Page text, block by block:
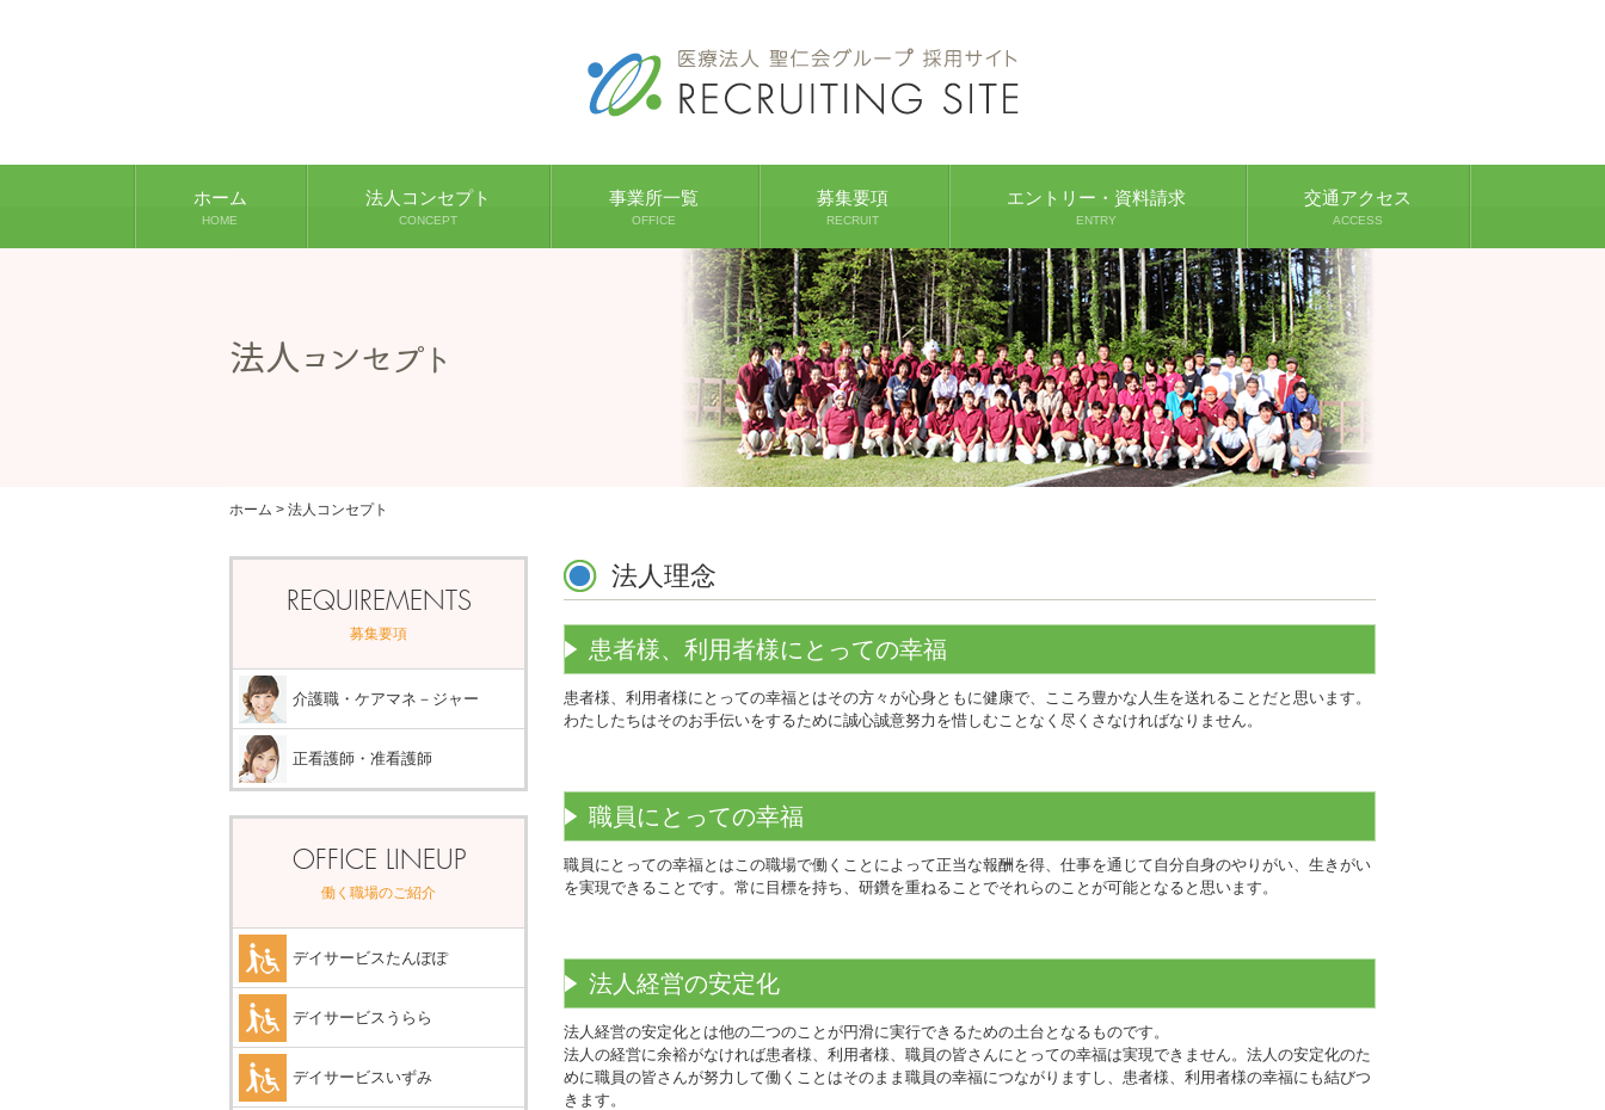
ホーム
HOME
法人コンセプト
CONCEPT
事業所一覧
OFFICE
募集要項
RECRUIT
エントリー・資料請求
ENTRY
交通アクセス
ACCESS
法人コンセプト
ホーム > 法人コンセプト
法人理念
患者様、利用者様にとっての幸福
患者様、利用者様にとっての幸福とはその方々が心身ともに健康で、こころ豊かな人生を送れることだと思います。
わたしたちはそのお手伝いをするために誠心誠意努力を惜しむことなく尽くさなければなりません。
職員にとっての幸福
職員にとっての幸福とはこの職場で働くことによって正当な報酬を得、仕事を通じて自分自身のやりがい、生きがい
を実現できることです。常に目標を持ち、研鑽を重ねることでそれらのことが可能となると思います。
法人経営の安定化
法人経営の安定化とは他の二つのことが円滑に実行できるための土台となるものです。
法人の経営に余裕がなければ患者様、利用者様、職員の皆さんにとっての幸福は実現できません。法人の安定化のた
めに職員の皆さんが努力して働くことはそのまま職員の幸福につながりますし、患者様、利用者様の幸福にも結びつ
きます。
REQUIREMENTS
募集要項
介護職・ケアマネ－ジャー
正看護師・准看護師
OFFICE LINEUP
働く職場のご紹介
デイサービスたんぽぽ
デイサービスうらら
デイサービスいずみ